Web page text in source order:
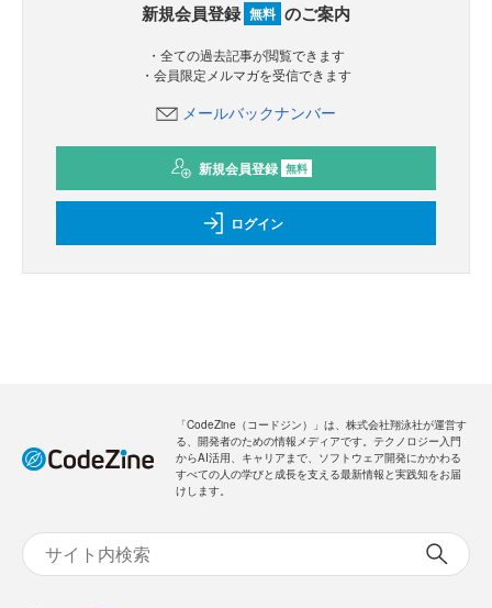
新規会員登録 無料 のご案内
・全ての過去記事が閲覧できます
・会員限定メルマガを受信できます
メールバックナンバー
新規会員登録 無料
ログイン
「CodeZine（コードジン）」は、株式会社翔泳社が運営す
る、開発者のための情報メディアです。テクノロジー入門
からAI活用、キャリアまで、ソフトウェア開発にかかわる
すべての人の学びと成長を支える最新情報と実践知をお届
けします。